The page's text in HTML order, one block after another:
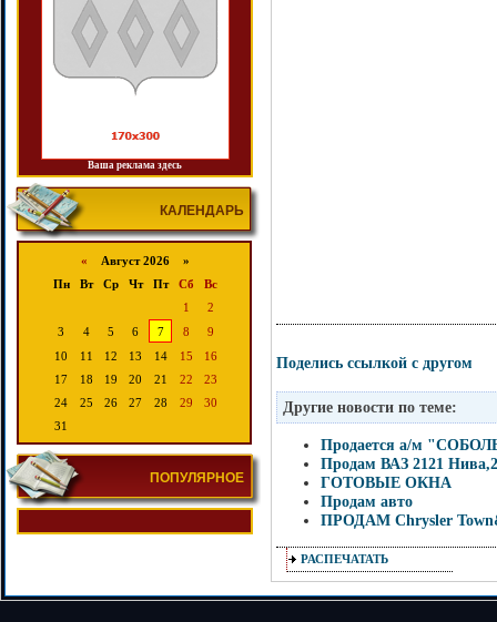
Ваша реклама здесь
КАЛЕНДАРЬ
« Август 2026 »
Пн
Вт Ср Чт Пт Сб
Вс
1
2
3
4 5 6 7 8
9
10
11 12 13 14 15
16
17
18 19 20 21 22
23
24
25 26 27 28 29
30
31
ПОПУЛЯРНОЕ
Поделись ссылкой с другом
Другие новости по теме:
Продается а/м
Продам ВАЗ 2121
ГОТОВЫЕ ОКНА
Продам авто
ПРОДАМ Chrysler
РАСПЕЧАТАТЬ